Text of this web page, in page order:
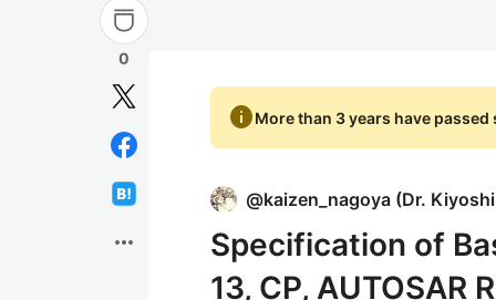
0
more_horiz
infoMore than 3 years have passed
@kaizen_nagoya (Dr.
Specification of
13, CP, AUTOSAR